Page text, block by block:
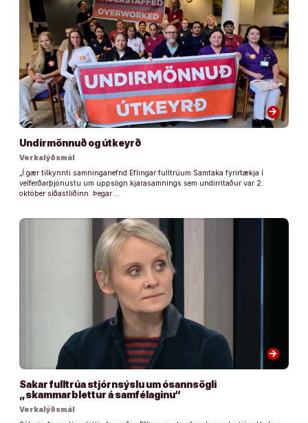
arrow_forward
Undirmönnuð og útkeyrð
Verkalýðsmál
„Í gær tilkynnti samninganefnd Eflingar fulltrúum Samtaka fyrirtækja í
velferðarþjónustu um uppsögn kjarasamnings sem undirritaður var 2.
október síðastliðinn. Þegar …
arrow_forward
Sakar fulltrúa stjórnsýslu um ósannsögli
„skammarblettur á samfélaginu“
Verkalýðsmál